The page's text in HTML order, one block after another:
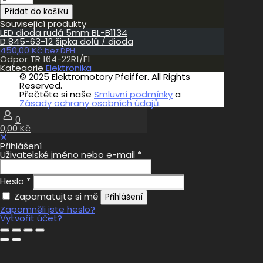
TR
164-
22R1/F1
množství
Přidat do košíku
Související produkty
LED dioda rudá 5mm BL-B1134
D 845-63-12 šipka dolů / dioda
450,00 Kč bez DPH
Odpor TR 164-22R1/F1
Kategorie Elektronika
© 2025 Elektromotory Pfeiffer. All Rights
Reserved.
Přečtěte si naše Smluvní podmínkya
Zásady ochrany osobních údajů.
0
0,00 Kč
✕
Přihlášení
Uživatelské jméno nebo e-mail *
Heslo *
Zapamatujte si mě
Přihlášení
Zapomněli jste heslo?
Vytvořit účet?